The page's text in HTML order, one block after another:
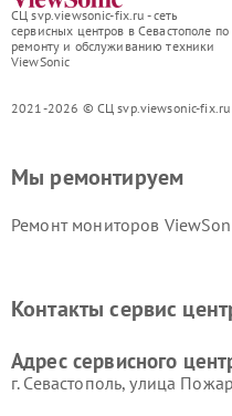
СЦ svp.viewsonic-fix.ru - сеть
сервисных центров в Севастополе по
ремонту и обслуживанию техники
ViewSonic
2021-2026 © СЦ svp.viewsonic-fix.ru
Мы ремонтируем
Ремонт мониторов
Контакты сервис
Адрес сервисного
г. Севастополь, улица